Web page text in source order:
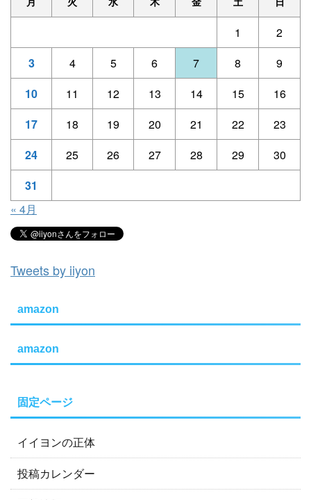
1
2
3
4 5 6 7 8
9
10
11 12 13 14 15
16
17
18 19 20 21 22
23
24
25 26 27 28 29
30
31
« 4月
Tweets by iiyon
amazon
amazon
固定ページ
イイヨンの正体
投稿カレンダー